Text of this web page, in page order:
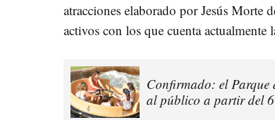
atracciones elaborado por Jesús Morte
activos con los que cuenta actualmente
Confirmado: el Parque
al público a partir del